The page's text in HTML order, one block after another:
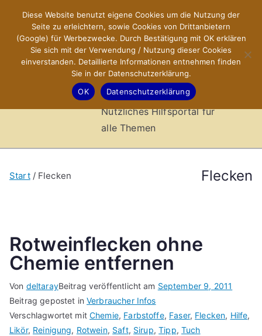
springen
X-Sites.de
–
Hilfsportal
Nützliches Hilfsportal für
alle Themen
Flecken
Start Flecken
Rotweinflecken ohne
Chemie entfernen
Von deltarayBeitrag veröffentlicht am September 9, 2011
Beitrag gepostet inVerbraucher Infos
Verschlagwortet mitChemie, Farbstoffe, Faser, Flecken, Hilfe,
Likör, Reinigung, Rotwein, Saft, Sirup,Tipp,Tuch
Diese Website benutzt eigene Cookies um die Nutzung der
Seite zu erleichtern, sowie Cookies von Drittanbietern
(Google) für Werbezwecke. Durch Bestätigung mit OK erklären
Sie sich mit der Verwendung / Nutzung dieser Cookies
einverstanden. Detaillierte Informationen entnehmen finden
Sie in der Datenschutzerklärung.
OK
Datenschutzerklärung